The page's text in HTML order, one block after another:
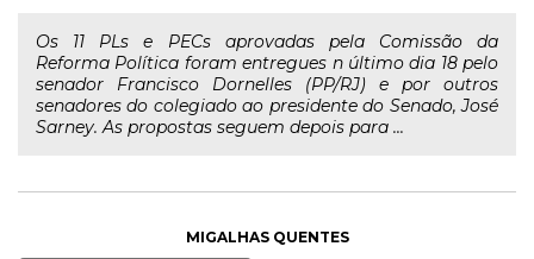
Os 11 PLs e PECs aprovadas pela Comissão da
Reforma Política foram entregues n último dia 18 pelo
senador Francisco Dornelles (PP/RJ) e por outros
senadores do colegiado ao presidente do Senado, José
Sarney. As propostas seguem depois para ...
MIGALHAS QUENTES